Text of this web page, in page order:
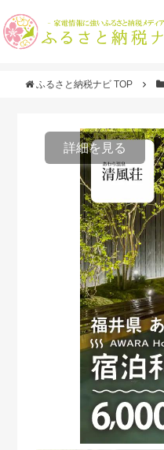
ふるさと納税ナビ TOP
詳細を見る